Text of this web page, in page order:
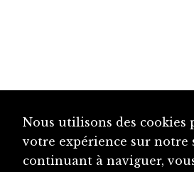
Nous utilisons des cookies
votre expérience sur notre
continuant à naviguer,